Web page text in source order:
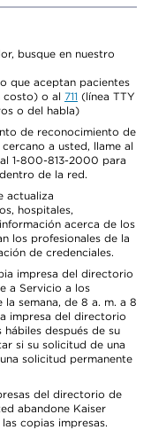
busque en nuestro
que aceptan pacientes
costo) o al 711 (línea TTY
o del habla)
de reconocimiento de
a usted, llame al
1-800-813-2000 para
de la red.
actualiza
hospitales,
acerca de los
los profesionales de la
de credenciales.
impresa del directorio
a Servicio a los
la semana, de 8 a. m. a 8
impresa del directorio
después de su
si su solicitud de una
solicitud permanente
del directorio de
abandone Kaiser
copias impresas.